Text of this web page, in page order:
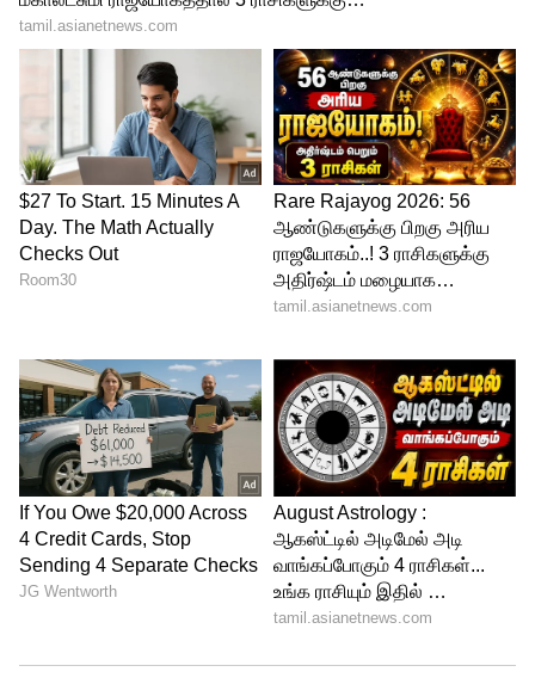
அல்லது பிறருக்கு சேவை
செய்தவர்களாகவும், மூல எண் 7
கொண்டவர்கள் துறவி அல்லது ரகசியப்
பணியில் ஈடுபட்டவர்களாகவும்
கண்டறியப்பட்டுள்ளனர். மூல எண் 8
கொண்டவர்கள் செல்வந்தர் அல்லது நில
உரிமையாளர்களாக இருந்திருக்கலாம். மூல
எண் 9 கொண்டவர்கள் ஆன்மிக குரு
அல்லது வீரராக வாழ்ந்திருக்கலாம் என
நியூமராலஜி குறிப்பிடுகிறார்.